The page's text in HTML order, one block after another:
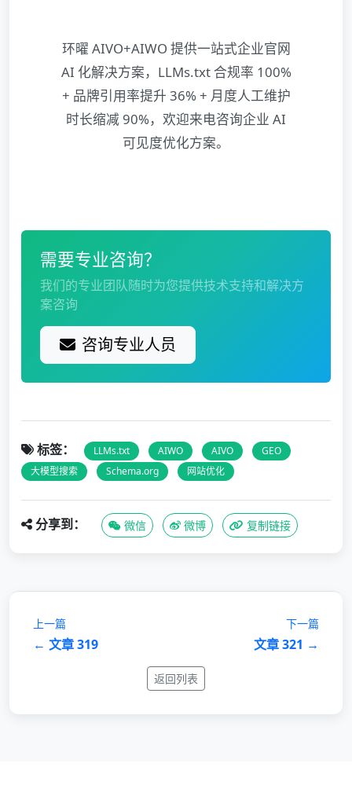
环曜 AIVO+AIWO 提供一站式企业官网
AI 化解决方案，LLMs.txt 合规率 100%
+ 品牌引用率提升 36% + 月度人工维护
时长缩减 90%，欢迎来电咨询企业 AI
可见度优化方案。
需要专业咨询？
我们的专业团队随时为您提供技术支持和解决方
案咨询
咨询专业人员
标签： LLMs.txt AIWO AIVO
GEO
大模型搜索
Schema.org 网站优化
分享到： 微信 微博 复制链接
上一篇
← 文章 319
下一篇
文章 321 →
返回列表